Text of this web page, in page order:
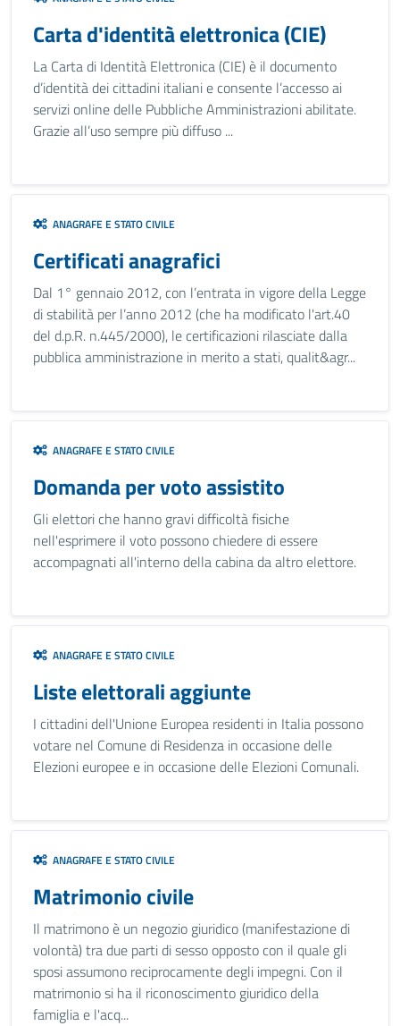
Carta d'identità elettronica (CIE)
La Carta di Identità Elettronica (CIE) è il documento
d’identità dei cittadini italiani e consente l’accesso ai
servizi online delle Pubbliche Amministrazioni abilitate.
Grazie all’uso sempre più diffuso ...
ANAGRAFE E STATO CIVILE
Certificati anagrafici
Dal 1° gennaio 2012, con l’entrata in vigore della Legge
di stabilità per l’anno 2012 (che ha modificato l'art.40
del d.p.R. n.445/2000), le certificazioni rilasciate dalla
pubblica amministrazione in merito a stati, qualit&agr...
ANAGRAFE E STATO CIVILE
Domanda per voto assistito
Gli elettori che hanno gravi difficoltà fisiche
nell'esprimere il voto possono chiedere di essere
accompagnati all'interno della cabina da altro elettore.
ANAGRAFE E STATO CIVILE
Liste elettorali aggiunte
I cittadini dell'Unione Europea residenti in Italia possono
votare nel Comune di Residenza in occasione delle
Elezioni europee e in occasione delle Elezioni Comunali.
ANAGRAFE E STATO CIVILE
Matrimonio civile
Il matrimono è un negozio giuridico (manifestazione di
volontà) tra due parti di sesso opposto con il quale gli
sposi assumono reciprocamente degli impegni. Con il
matrimonio si ha il riconoscimento giuridico della
famiglia e l'acq...